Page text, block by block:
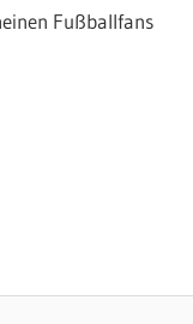
Fußballfans